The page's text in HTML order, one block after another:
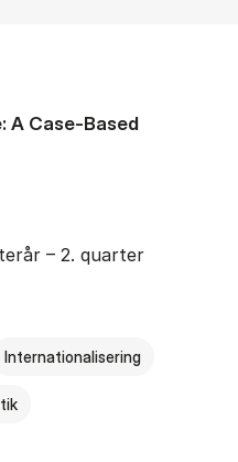
A Case-Based
– 2. quarter
Internationalisering